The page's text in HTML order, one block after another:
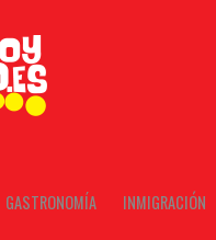
GASTRONOMÍA INMIGRACIÓN